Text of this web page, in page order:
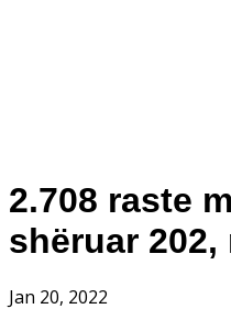
2.708 raste
shëruar
Jan 20, 2022